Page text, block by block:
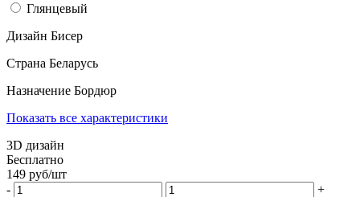
Глянцевый
Дизайн Бисер
Страна Беларусь
Назначение Бордюр
Показать все характеристики
3D дизайн
Бесплатно
149 руб/шт
-
+